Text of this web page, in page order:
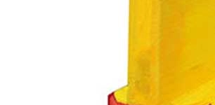
Masterpiuma P5 Italica
Minimontolit
Basic - Leggera